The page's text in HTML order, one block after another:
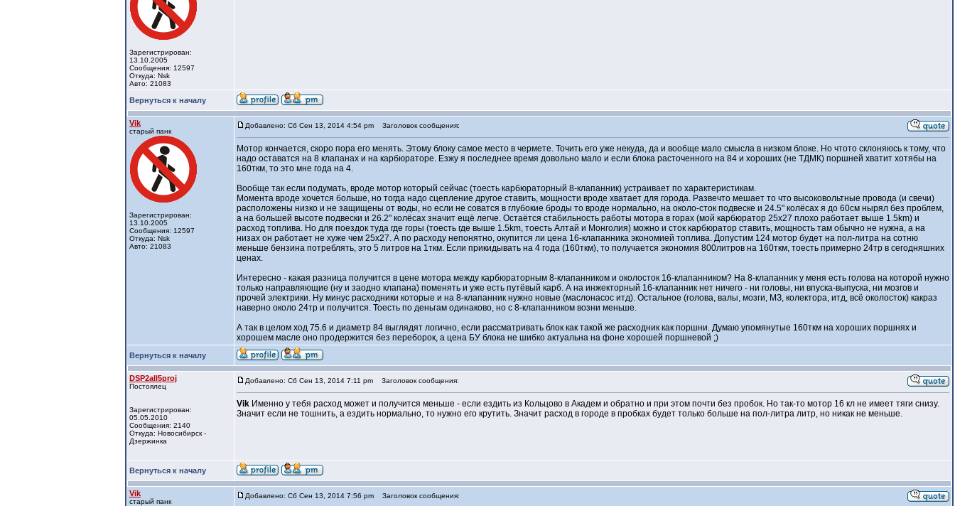
Зарегистрирован:
13.10.2005
Сообщения: 12597
Откуда: Nsk
Авто: 21083
Вернуться к началу
Vik
старый панк
Зарегистрирован:
13.10.2005
Сообщения: 12597
Откуда: Nsk
Авто: 21083
Добавлено: Сб Сен 13, 2014 4:54 pm Заголовок сообщения:
Мотор кончается, скоро пора его менять. Этому блоку самое место в чермете. Точить его уже некуда, да и вообще мало смысла в низком блоке. Но чтото склоняюсь к тому, что
надо оставатся на 8 клапанах и на карбюраторе. Езжу я последнее время довольно мало и если блока расточенного на 84 и хороших (не ТДМК) поршней хватит хотябы на
160ткм, то это мне года на 4.
Вообще так если подумать, вроде мотор который сейчас (тоесть карбюраторный 8-клапанник) устраивает по характеристикам.
Момента вроде хочется больше, но тогда надо сцепление другое ставить, мощности вроде хватает для города. Развечто мешает то что высоковольтные провода (и свечи)
расположены низко и не защищены от воды, но если не соватся в глубокие броды то вроде нормально, на около-сток подвеске и 24.5" колёсах я до 60см нырял без проблем,
а на большей высоте подвески и 26.2" колёсах значит ещё легче. Остаётся стабильность работы мотора в горах (мой карбюратор 25x27 плохо работает выше 1.5km) и
расход топлива. Но для поездок туда где горы (тоесть где выше 1.5km, тоесть Алтай и Монголия) можно и сток карбюратор ставить, мощность там обычно не нужна, а на
низах он работает не хуже чем 25x27. А по расходу непонятно, окупится ли цена 16-клапанника экономией топлива. Допустим 124 мотор будет на пол-литра на сотню
меньше бензина потреблять, это 5 литров на 1ткм. Если прикидывать на 4 года (160ткм), то получается экономия 800литров на 160ткм, тоесть примерно 24тр в сегодняшних
ценах.
Интересно - какая разница получится в цене мотора между карбюраторным 8-клапанником и околосток 16-клапанником? На 8-клапанник у меня есть голова на которой нужно
только направляющие (ну и заодно клапана) поменять и уже есть путёвый карб. А на инжекторный 16-клапанник нет ничего - ни головы, ни впуска-выпуска, ни мозгов и
прочей электрики. Ну минус расходники которые и на 8-клапанник нужно новые (маслонасос итд). Остальное (голова, валы, мозги, МЗ, колектора, итд, всё околосток) какраз
наверно около 24тр и получится. Тоесть по деньгам одинаково, но c 8-клапанником возни меньше.
А так в целом ход 75.6 и диаметр 84 выглядят логично, если рассматривать блок как такой же расходник как поршни. Думаю упомянутые 160ткм на хороших поршнях и
хорошем масле оно продержится без переборок, а цена БУ блока не шибко актуальна на фоне хорошей поршневой ;)
Вернуться к началу
DSP2all5proj
Постоялец
Зарегистрирован:
05.05.2010
Сообщения: 2140
Откуда: Новосибирск -
Дзержинка
Добавлено: Сб Сен 13, 2014 7:11 pm Заголовок сообщения:
Vik Именно у тебя расход может и получится меньше - если ездить из Кольцово в Академ и обратно и при этом почти без пробок. Но так-то мотор 16 кл не имеет тяги снизу.
Значит если не тошнить, а ездить нормально, то нужно его крутить. Значит расход в городе в пробках будет только больше на пол-литра литр, но никак не меньше.
Вернуться к началу
Vik
старый панк
Добавлено: Сб Сен 13, 2014 7:56 pm Заголовок сообщения: